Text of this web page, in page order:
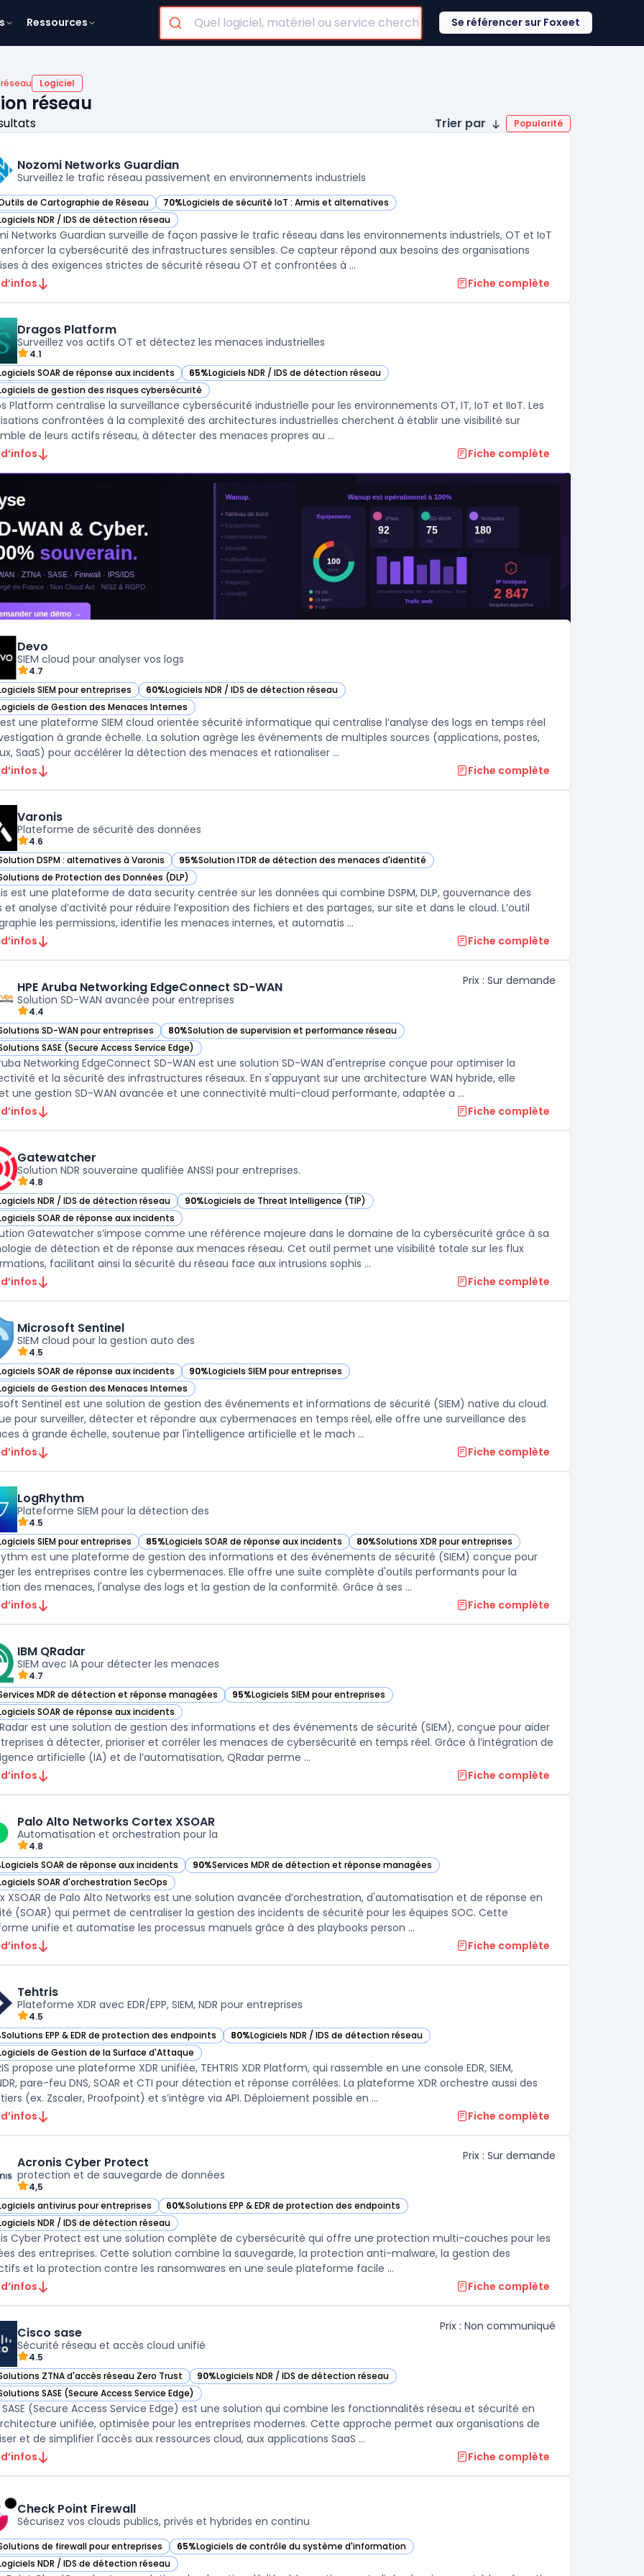
Ressources Se référencer sur Foxeet
réseau Logiciel
réseau
Trier par Popularité
Nozomi Networks Guardian
Surveillez le trafic réseau passivement en environnements industriels
de Cartographie de Réseau
Nozomi Networks Guardian dans cette catégorie
70%Logiciels de sécurité IoT : Armis et alternatives
— voir Nozomi Networks Guardian dans cette catégorie
NDR / IDS de détection réseau
Nozomi Networks Guardian dans cette catégorie
Networks Guardian surveille de façon passive le trafic réseau dans les environnements industriels, OT et IoT
la cybersécurité des infrastructures sensibles. Ce capteur répond aux besoins des organisations
soumises à des exigences strictes de sécurité réseau OT et confrontées à ...
Fiche complète
Dragos Platform
Surveillez vos actifs OT et détectez les menaces industrielles
4.1
SOAR de réponse aux incidents
Dragos Platform dans cette catégorie 65%Logiciels NDR / IDS de détection réseau
— voir Dragos Platform dans cette catégorie
de gestion des risques cybersécurité
Dragos Platform dans cette catégorie
Platform centralise la surveillance cybersécurité industrielle pour les environnements OT, IT, IoT et IIoT. Les
confrontées à la complexité des architectures industrielles cherchent à établir une visibilité sur
de leurs actifs réseau, à détecter des menaces propres au ...
Fiche complète
Devo
SIEM cloud pour analyser vos logs
4.7
SIEM pour entreprises
Devo dans cette catégorie 60%Logiciels NDR / IDS de détection réseau
— voir Devo dans cette catégorie
de Gestion des Menaces Internes
Devo dans cette catégorie
une plateforme SIEM cloud orientée sécurité informatique qui centralise l’analyse des logs en temps réel
à grande échelle. La solution agrège les événements de multiples sources (applications, postes,
réseaux, SaaS) pour accélérer la détection des menaces et rationaliser ...
Fiche complète
Varonis
Plateforme de sécurité des données
4.6
DSPM : alternatives à Varonis
Varonis dans cette catégorie 95%Solution ITDR de détection des menaces d'identité
— voir Varonis dans cette catégorie
de Protection des Données (DLP)
Varonis dans cette catégorie
est une plateforme de data security centrée sur les données qui combine DSPM, DLP, gouvernance des
et analyse d’activité pour réduire l’exposition des fichiers et des partages, sur site et dans le cloud. L’outil
les permissions, identifie les menaces internes, et automatis ...
Fiche complète
HPE Aruba Networking EdgeConnect SD-WAN
Solution SD-WAN avancée pour entreprises
4.4
Prix : Sur demande
SD-WAN pour entreprises
HPE Aruba Networking EdgeConnect SD-WAN dans cette catégorie
80%Solution de supervision et performance réseau
— voir HPE Aruba Networking EdgeConnect SD-WAN dans cette catégorie
SASE (Secure Access Service Edge)
HPE Aruba Networking EdgeConnect SD-WAN dans cette catégorie
Networking EdgeConnect SD-WAN est une solution SD-WAN d'entreprise conçue pour optimiser la
et la sécurité des infrastructures réseaux. En s'appuyant sur une architecture WAN hybride, elle
une gestion SD-WAN avancée et une connectivité multi-cloud performante, adaptée a ...
Fiche complète
Gatewatcher
Solution NDR souveraine qualifiée ANSSI pour entreprises.
4.8
NDR / IDS de détection réseau
Gatewatcher dans cette catégorie 90%Logiciels de Threat Intelligence (TIP)
— voir Gatewatcher dans cette catégorie
SOAR de réponse aux incidents
Gatewatcher dans cette catégorie
Gatewatcher s’impose comme une référence majeure dans le domaine de la cybersécurité grâce à sa
de détection et de réponse aux menaces réseau. Cet outil permet une visibilité totale sur les flux
facilitant ainsi la sécurité du réseau face aux intrusions sophis ...
Fiche complète
Microsoft Sentinel
SIEM cloud pour la gestion auto des
4.5
SOAR de réponse aux incidents
Microsoft Sentinel dans cette catégorie 90%Logiciels SIEM pour entreprises
— voir Microsoft Sentinel dans cette catégorie
de Gestion des Menaces Internes
Microsoft Sentinel dans cette catégorie
Sentinel est une solution de gestion des événements et informations de sécurité (SIEM) native du cloud.
pour surveiller, détecter et répondre aux cybermenaces en temps réel, elle offre une surveillance des
à grande échelle, soutenue par l'intelligence artificielle et le mach ...
Fiche complète
LogRhythm
Plateforme SIEM pour la détection des
4.5
SIEM pour entreprises
LogRhythm dans cette catégorie85%Logiciels SOAR de réponse aux incidents
— voir LogRhythm dans cette catégorie 80%Solutions XDR pour entreprises
— voir LogRhythm dans cette catégorie
est une plateforme de gestion des informations et des événements de sécurité (SIEM) conçue pour
les entreprises contre les cybermenaces. Elle offre une suite complète d'outils performants pour la
des menaces, l'analyse des logs et la gestion de la conformité. Grâce à ses ...
Fiche complète
IBM QRadar
SIEM avec IA pour détecter les menaces
4.7
MDR de détection et réponse managées
IBM QRadar dans cette catégorie 95%Logiciels SIEM pour entreprises
— voir IBM QRadar dans cette catégorie
SOAR de réponse aux incidents
IBM QRadar dans cette catégorie
est une solution de gestion des informations et des événements de sécurité (SIEM), conçue pour aider
à détecter, prioriser et corréler les menaces de cybersécurité en temps réel. Grâce à l’intégration de
artificielle (IA) et de l’automatisation, QRadar perme ...
Fiche complète
Palo Alto Networks Cortex XSOAR
Automatisation et orchestration pour la
4.8
Logiciels SOAR de réponse aux incidents
Palo Alto Networks Cortex XSOAR dans cette catégorie
90%Services MDR de détection et réponse managées
— voir Palo Alto Networks Cortex XSOAR dans cette catégorie
SOAR d'orchestration SecOps
Palo Alto Networks Cortex XSOAR dans cette catégorie
XSOAR de Palo Alto Networks est une solution avancée d’orchestration, d'automatisation et de réponse en
(SOAR) qui permet de centraliser la gestion des incidents de sécurité pour les équipes SOC. Cette
unifie et automatise les processus manuels grâce à des playbooks person ...
Fiche complète
Tehtris
Plateforme XDR avec EDR/EPP, SIEM, NDR pour entreprises
4.5
Solutions EPP & EDR de protection des endpoints
Tehtris dans cette catégorie 80%Logiciels NDR / IDS de détection réseau
— voir Tehtris dans cette catégorie
de Gestion de la Surface d'Attaque
Tehtris dans cette catégorie
propose une plateforme XDR unifiée, TEHTRIS XDR Platform, qui rassemble en une console EDR, SIEM,
pare-feu DNS, SOAR et CTI pour détection et réponse corrélées. La plateforme XDR orchestre aussi des
(ex. Zscaler, Proofpoint) et s’intègre via API. Déploiement possible en ...
Fiche complète
Acronis Cyber Protect
protection et de sauvegarde de données
4,5
Prix : Sur demande
antivirus pour entreprises
Acronis Cyber Protect dans cette catégorie
60%Solutions EPP & EDR de protection des endpoints
— voir Acronis Cyber Protect dans cette catégorie
NDR / IDS de détection réseau
Acronis Cyber Protect dans cette catégorie
Cyber Protect est une solution complète de cybersécurité qui offre une protection multi-couches pour les
des entreprises. Cette solution combine la sauvegarde, la protection anti-malware, la gestion des
et la protection contre les ransomwares en une seule plateforme facile ...
Fiche complète
Cisco sase
Sécurité réseau et accès cloud unifié
4.5
Prix : Non communiqué
ZTNA d'accès réseau Zero Trust
Cisco sase dans cette catégorie 90%Logiciels NDR / IDS de détection réseau
— voir Cisco sase dans cette catégorie
SASE (Secure Access Service Edge)
Cisco sase dans cette catégorie
(Secure Access Service Edge) est une solution qui combine les fonctionnalités réseau et sécurité en
unifiée, optimisée pour les entreprises modernes. Cette approche permet aux organisations de
sécuriser et de simplifier l'accès aux ressources cloud, aux applications SaaS ...
Fiche complète
Check Point Firewall
Sécurisez vos clouds publics, privés et hybrides en continu
de firewall pour entreprises
Check Point Firewall dans cette catégorie
65%Logiciels de contrôle du système d'information
— voir Check Point Firewall dans cette catégorie
NDR / IDS de détection réseau
Check Point Firewall dans cette catégorie